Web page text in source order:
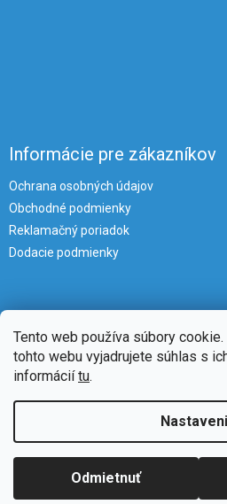
Tento web používa súbory
tohto webu vyjadrujete súhlas s
informáciítu.
Odmietnuť
Informácie pre zákazníkov
Ochrana osobných údajov
Obchodné podmienky
Reklamačný poriadok
Dodacie podmienky
.